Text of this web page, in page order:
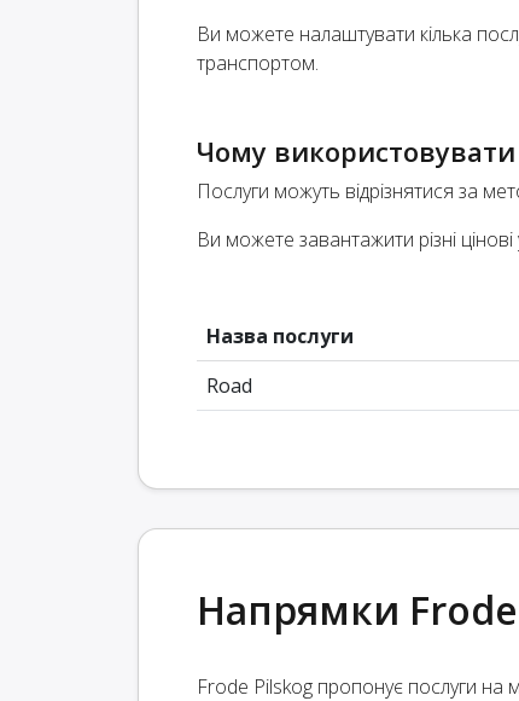
Ви можете налаштувати кілька
транспортом.
Чому використовувати
Послуги можуть відрізнятися за
Ви можете завантажити різні
Назва послуги
Road
Напрямки
Frode Pilskog пропонує послуги на